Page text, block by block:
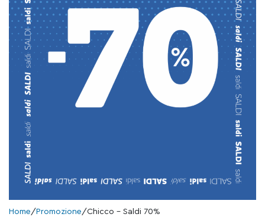
Home/ Promozione/Chicco – Saldi 70%